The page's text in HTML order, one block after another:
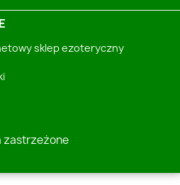
sklep ezoteryczny
zastrzeżone